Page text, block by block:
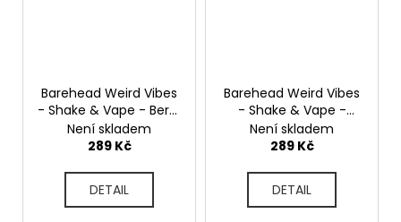
Barehead Weird Vibes
- Shake & Vape - Berry
& Thyme Lemonade
(Citronáda s bobulemi
Není skladem
289 Kč
DETAIL
Barehead Weird Vibes
- Shake & Vape -
Grape & Hops
Lemonade (Hroznové
Není skladem
289 Kč
DETAIL